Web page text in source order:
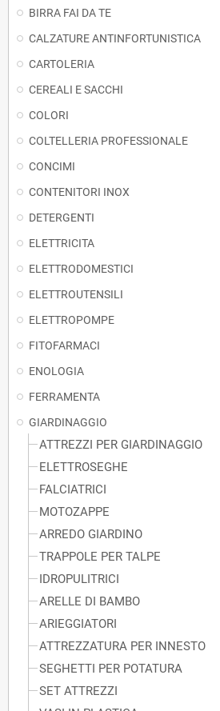
BIRRA FAI DA TE
CALZATURE ANTINFORTUNISTICA
CARTOLERIA
CEREALI E SACCHI
COLORI
COLTELLERIA PROFESSIONALE
CONCIMI
CONTENITORI INOX
DETERGENTI
ELETTRICITA
ELETTRODOMESTICI
ELETTROUTENSILI
ELETTROPOMPE
FITOFARMACI
ENOLOGIA
FERRAMENTA
GIARDINAGGIO
ATTREZZI PER GIARDINAGGIO
ELETTROSEGHE
FALCIATRICI
MOTOZAPPE
ARREDO GIARDINO
TRAPPOLE PER TALPE
IDROPULITRICI
ARELLE DI BAMBO
ARIEGGIATORI
ATTREZZATURA PER INNESTO
SEGHETTI PER POTATURA
SET ATTREZZI